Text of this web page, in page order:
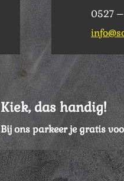
0527
Kiek, das handig!
Bij ons parkeer je gratis